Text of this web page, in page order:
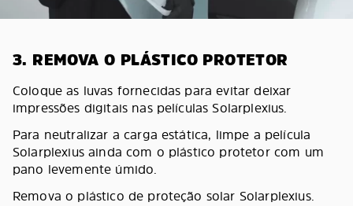
3. REMOVA O PLÁSTICO PROTETOR
Coloque as luvas fornecidas para evitar deixar
impressões digitais nas películas Solarplexius.
Para neutralizar a carga estática, limpe a película
Solarplexius ainda com o plástico protetor com um
pano levemente úmido.
Remova o plástico de proteção solar Solarplexius.